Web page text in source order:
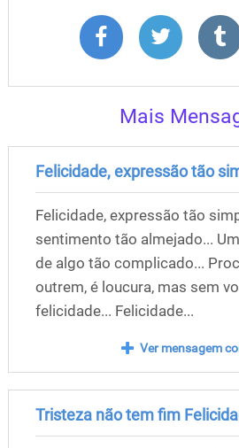
Mais
Felicidade, expressão tão
Felicidade, expressão tão
sentimento tão almejado...
de algo tão complicado...
outrem, é loucura, mas sem
felicidade... Felicidade...
Ver mensagem
Tristeza não tem fim